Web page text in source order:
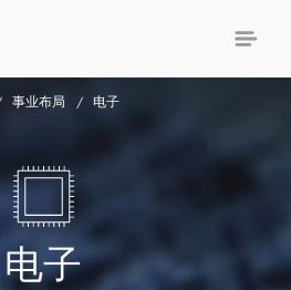
事业布局 电子
电子